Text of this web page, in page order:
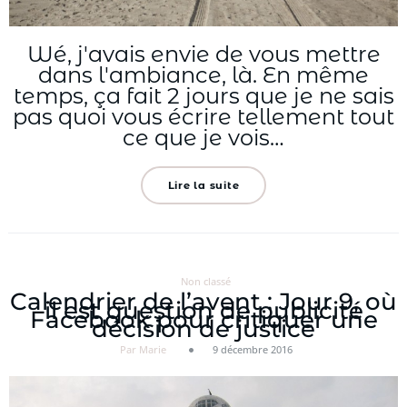
Wé, j'avais envie de vous mettre
dans l'ambiance, là. En même
temps, ça fait 2 jours que je ne sais
pas quoi vous écrire tellement tout
ce que je vois…
Lire la suite
Non classé
Calendrier de l’avent : Jour 9, où
il est question de publicité
Facebook pour critiquer une
décision de justice
Par Marie 9 décembre 2016